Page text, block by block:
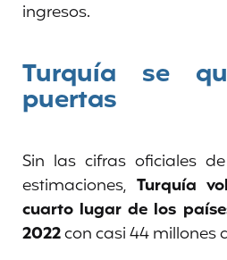
ingresos.
Turquía se
puertas
Sin las cifras oficiales
estimaciones, Turquía
cuarto lugar de los
2022con casi 44 millones